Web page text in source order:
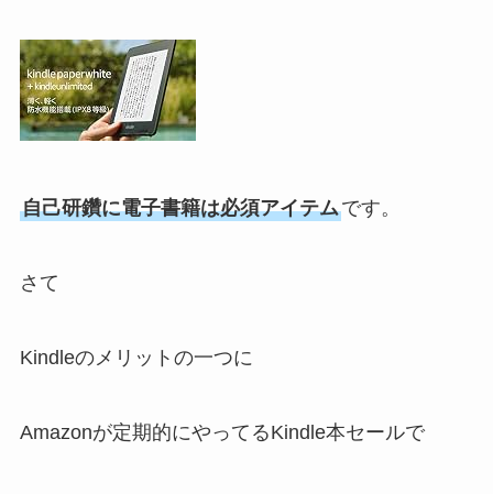
自己研鑽に電子書籍は必須アイテムです。
さて
Kindleのメリットの一つに
Amazonが定期的にやってるKindle本セールで